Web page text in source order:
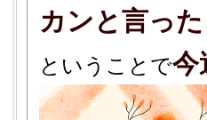
カンと言っ
ということで今